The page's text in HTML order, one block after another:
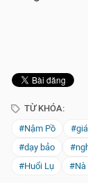
TỪ KHÓA:
#Nậm Pồ
#dạy bảo
#Huổi Lụ
#Nà